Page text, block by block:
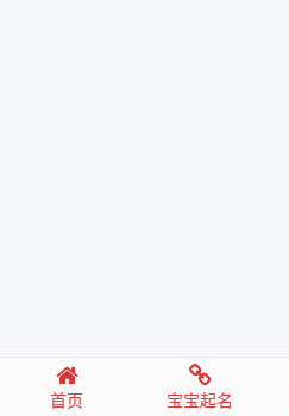
首页 宝宝起名